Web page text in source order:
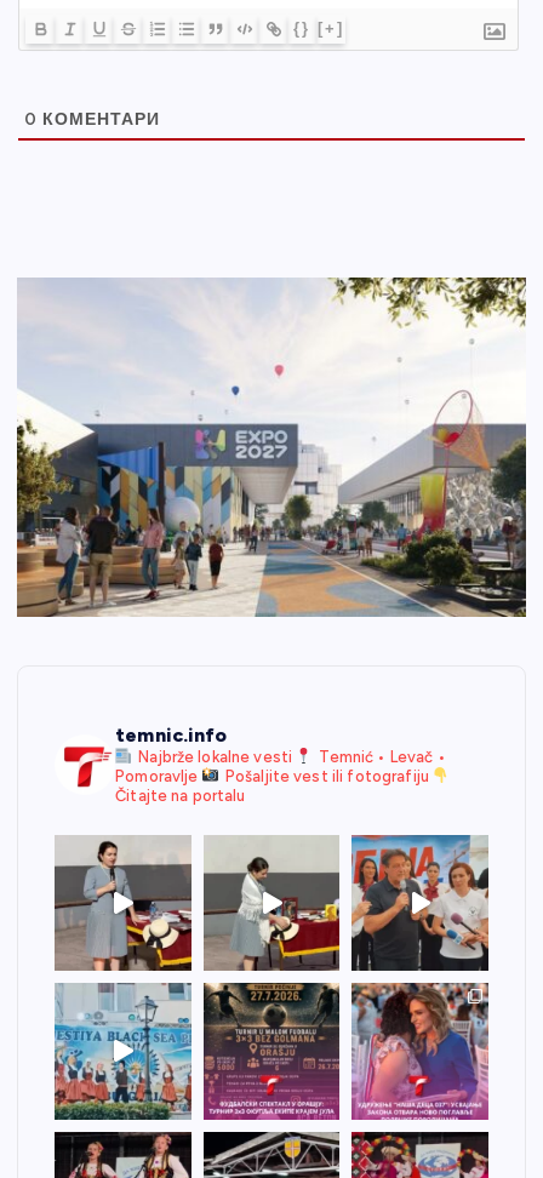
{} [+]
0 КОМЕНТАРИ
temnic.info
Najbrže lokalne vesti
Temnić • Levač •
Pomoravlje
Pošaljite vest ili fotografiju
Čitajte na portalu